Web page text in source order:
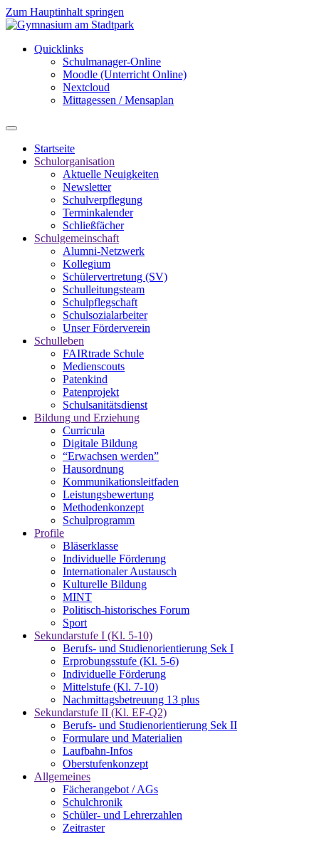
Zum Hauptinhalt springen
Quicklinks
Schulmanager-Online
Moodle (Unterricht Online)
Nextcloud
Mittagessen / Mensaplan
Startseite
Schulorganisation
Aktuelle Neuigkeiten
Newsletter
Schulverpflegung
Terminkalender
Schließfächer
Schulgemeinschaft
Alumni-Netzwerk
Kollegium
Schülervertretung (SV)
Schulleitungsteam
Schulpflegschaft
Schulsozialarbeiter
Unser Förderverein
Schulleben
FAIRtrade Schule
Medienscouts
Patenkind
Patenprojekt
Schulsanitätsdienst
Bildung und Erziehung
Curricula
Digitale Bildung
“Erwachsen werden”
Hausordnung
Kommunikationsleitfaden
Leistungsbewertung
Methodenkonzept
Schulprogramm
Profile
Bläserklasse
Individuelle Förderung
Internationaler Austausch
Kulturelle Bildung
MINT
Politisch-historisches Forum
Sport
Sekundarstufe I (Kl. 5-10)
Berufs- und Studienorientierung Sek I
Erprobungsstufe (Kl. 5-6)
Individuelle Förderung
Mittelstufe (Kl. 7-10)
Nachmittagsbetreuung 13 plus
Sekundarstufe II (Kl. EF-Q2)
Berufs- und Studienorientierung Sek II
Formulare und Materialien
Laufbahn-Infos
Oberstufenkonzept
Allgemeines
Fächerangebot / AGs
Schulchronik
Schüler- und Lehrerzahlen
Zeitraster